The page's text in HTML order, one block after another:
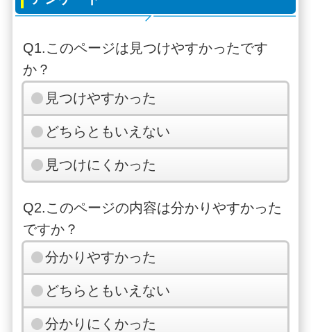
Q1.このページは見つけやすかったです
か？
見つけやすかった
どちらともいえない
見つけにくかった
Q2.このページの内容は分かりやすかった
ですか？
分かりやすかった
どちらともいえない
分かりにくかった